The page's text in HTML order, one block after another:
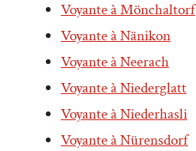
Voyante à Mönchaltorf
Voyante à Nänikon
Voyante à Neerach
Voyante à Niederglatt
Voyante à Niederhasli
Voyante à Nürensdorf